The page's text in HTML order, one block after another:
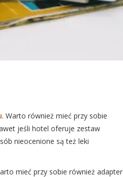
. Warto również mieć przy sobie
jeśli hotel oferuje zestaw
nieocenione są też leki
mieć przy sobie również adapter